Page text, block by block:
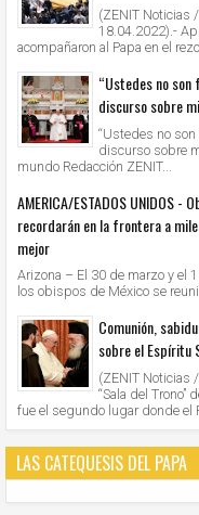
(ZENIT Noticias
18.04.2022).-
acompañaron al Papa en el
“Ustedes no
discurso sobre
“Ustedes no
discurso sobre
mundo Redacción ZENIT...
AMERICA/ESTADOS UNIDOS -
recordarán en la frontera a
mejor
Arizona – El 30 de marzo y el
los obispos de México se
Comunión,
sobre el Espíritu
(ZENIT Noticias
“Sala del Trono”
fue el segundo lugar donde el
LAS CATEQUESIS DEL PAPA